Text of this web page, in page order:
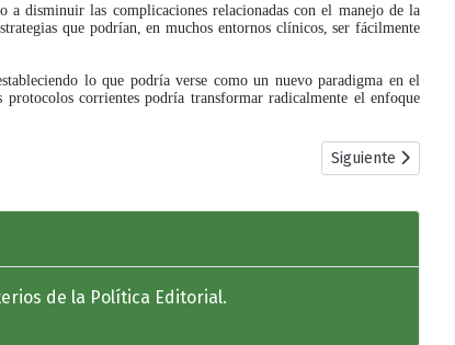
disminuir las complicaciones relacionadas con el manejo de la
que podrían, en muchos entornos clínicos, ser fácilmente
lo que podría verse como un nuevo paradigma en el
corrientes podría transformar radicalmente el enfoque
Artículo
Siguiente
de la Política Editorial.